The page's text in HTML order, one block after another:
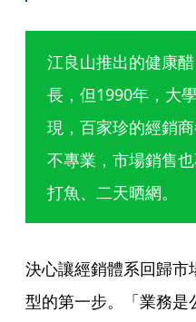
江良山推出的健康
長，但1990年，大
現，百家珍的經銷
不專業，市場銷售
打魚、二天晒網。
決心讓經銷體系回歸
型的第一步。「業務是